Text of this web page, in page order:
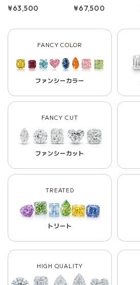
¥63,500 ¥67,500
FANCY COLOR
ファンシーカラー
FANCY CUT
ファンシーカット
TREATED
トリート
HIGH QUALITY